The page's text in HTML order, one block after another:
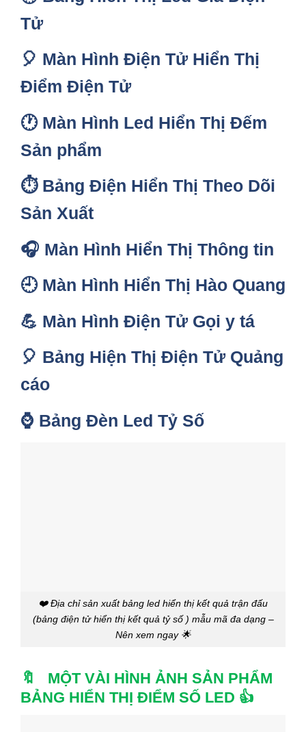
Tử
🎈 Màn Hình Điện Tử Hiển Thị
Điểm Điện Tử
🕐 Màn Hình Led Hiển Thị Đếm
Sản phẩm
⏱️ Bảng Điện Hiển Thị Theo Dõi
Sản Xuất
🎧 Màn Hình Hiển Thị Thông tin
🕘 Màn Hình Hiển Thị Hào Quang
💪 Màn Hình Điện Tử Gọi y tá
🎈 Bảng Hiện Thị Điện Tử Quảng
cáo
⌚️ Bảng Đèn Led Tỷ Số
❤️ Địa chỉ sản xuất bảng led hiển thị kết quả trận đấu
(bảng điện tử hiển thị kết quả tỷ số ) mẫu mã đa dạng –
Nên xem ngay 🌟
🔖 MỘT VÀI HÌNH ẢNH SẢN PHẨM
BẢNG HIỂN THỊ ĐIỂM SỐ LED 👍